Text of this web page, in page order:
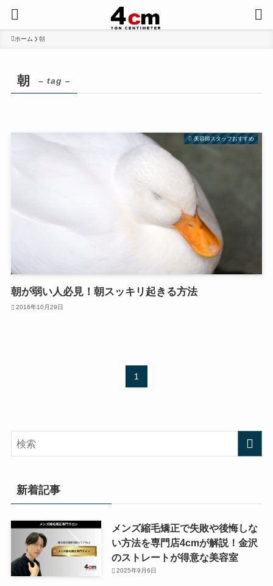
ホーム 朝
朝 – tag –
美容師スタッフおすすめ
朝が弱い人必見！朝スッキリ起きる方法
2016年10月29日
1
新着記事
メンズ縮毛矯正で失敗や後悔しな
い方法を専門店4cmが解説！金沢
のストレートが得意な美容室
2025年9月6日